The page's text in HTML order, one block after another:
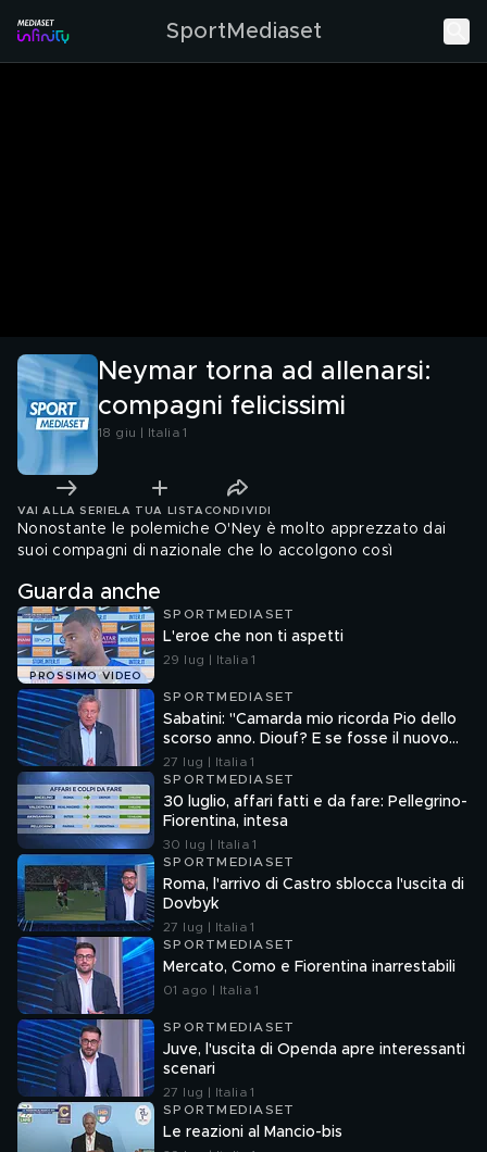
SportMediaset
Neymar torna ad allenarsi:
compagni felicissimi
18 giu | Italia 1
VAI ALLA SERIE LA TUA LISTA CONDIVIDI
Nonostante le polemiche O'Ney è molto apprezzato dai
suoi compagni di nazionale che lo accolgono così
Guarda anche
PROSSIMO VIDEO
SPORTMEDIASET
L'eroe che non ti aspetti
29 lug | Italia 1
SPORTMEDIASET
Sabatini: "Camarda mio ricorda Pio dello
scorso anno. Diouf? E se fosse il nuovo
Dumfries?"
27 lug | Italia 1
SPORTMEDIASET
30 luglio, affari fatti e da fare: Pellegrino-
Fiorentina, intesa
30 lug | Italia 1
SPORTMEDIASET
Roma, l'arrivo di Castro sblocca l'uscita di
Dovbyk
27 lug | Italia 1
SPORTMEDIASET
Mercato, Como e Fiorentina inarrestabili
01 ago | Italia 1
SPORTMEDIASET
Juve, l'uscita di Openda apre interessanti
scenari
27 lug | Italia 1
SPORTMEDIASET
Le reazioni al Mancio-bis